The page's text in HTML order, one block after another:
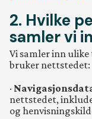
Kontakt
2. Hvilke
samler vi
Vi samler inn
bruker nettstedet:
·
nettstedet,
og